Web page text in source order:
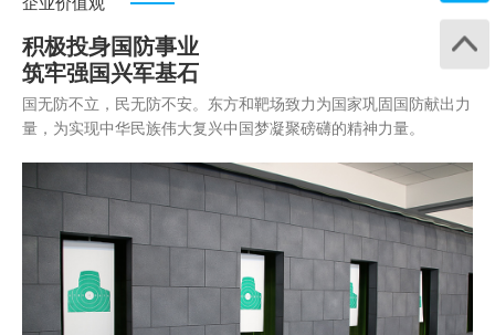
积极投身国防事业
筑牢强国兴军基石
国无防不立，民无防不安。东方和靶场致力为国家巩固国防献出力
量，为实现中华民族伟大复兴中国梦凝聚磅礴的精神力量。